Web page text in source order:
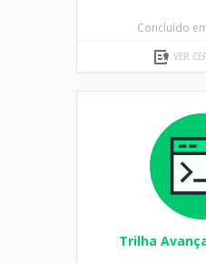
Concluído
VER
Trilha